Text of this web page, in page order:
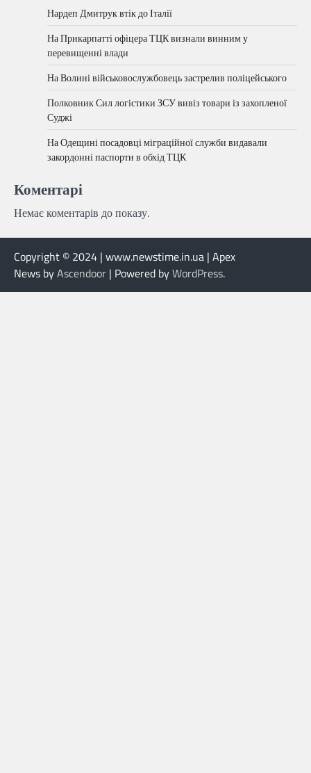
Нардеп Дмитрук втік до Італії
На Прикарпатті офіцера ТЦК визнали винним у
перевищенні влади
На Волині військовослужбовець застрелив поліцейського
Полковник Сил логістики ЗСУ вивіз товари із захопленої
Суджі
На Одещині посадовці міграційної служби видавали
закордонні паспорти в обхід ТЦК
Коментарі
Немає коментарів до показу.
Copyright © 2024 | www.newstime.in.ua | Apex
News byAscendoor | Powered byWordPress.